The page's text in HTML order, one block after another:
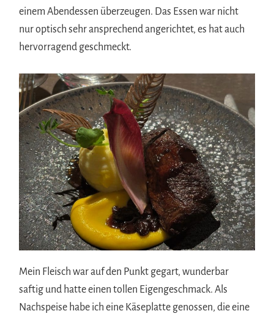
einem Abendessen überzeugen. Das Essen war nicht
nur optisch sehr ansprechend angerichtet, es hat auch
hervorragend geschmeckt.
Mein Fleisch war auf den Punkt gegart, wunderbar
saftig und hatte einen tollen Eigengeschmack. Als
Nachspeise habe ich eine Käseplatte genossen, die eine